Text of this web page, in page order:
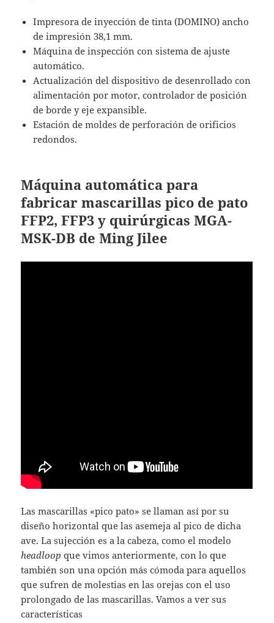
Impresora de inyección de tinta (DOMINO) ancho
de impresión 38,1 mm.
Máquina de inspección con sistema de ajuste
automático.
Actualización del dispositivo de desenrollado con
alimentación por motor, controlador de posición
de borde y eje expansible.
Estación de moldes de perforación de orificios
redondos.
Máquina automática para
fabricar mascarillas pico de pato
FFP2, FFP3 y quirúrgicas MGA-
MSK-DB de Ming Jilee
Las mascarillas «pico pato» se llaman así por su
diseño horizontal que las asemeja al pico de dicha
ave. La sujección es a la cabeza, como el modelo
headloop que vimos anteriormente, con lo que
también son una opción más cómoda para aquellos
que sufren de molestias en las orejas con el uso
prolongado de las mascarillas. Vamos a ver sus
características